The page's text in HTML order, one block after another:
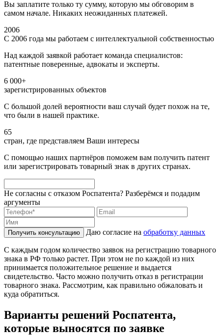
Вы заплатите только ту сумму, которую мы обговорим в
самом начале. Никаких неожиданных платежей.
2006
С 2006 года мы работаем с интеллектуальной собственностью
Над каждой заявкой работает команда специалистов:
патентные поверенные, адвокаты и эксперты.
6 000+
зарегистрированных объектов
С большой долей вероятности ваш случай будет похож на те,
что были в нашей практике.
65
стран, где представляем Ваши интересы
С помощью наших партнёров поможем вам получить патент
или зарегистрировать товарный знак в других странах.
Не согласны с отказом Роспатента? Разберёмся и подадим
аргументы
Получить консультацию Даю согласие на обработку данных
С каждым годом количество заявок на регистрацию товарного
знака в РФ только растет. При этом не по каждой из них
принимается положительное решение и выдается
свидетельство. Часто можно получить отказ в регистрации
товарного знака. Рассмотрим, как правильно обжаловать и
куда обратиться.
Варианты решений Роспатента,
которые выносятся по заявке